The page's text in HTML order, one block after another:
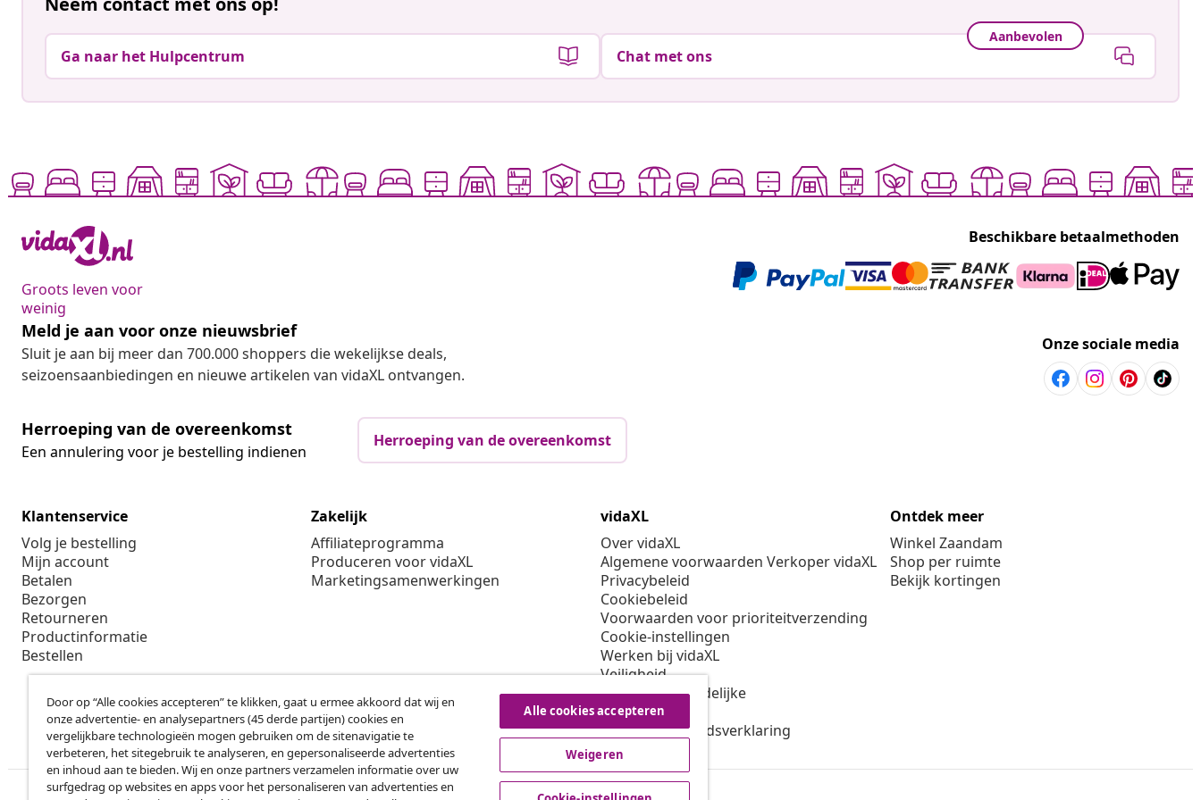
Ga naar het Hulpcentrum
Aanbevolen
Chat met ons
Groots leven voor
weinig
Beschikbare betaalmethoden
Meld je aan voor onze nieuwsbrief
Sluit je aan bij meer dan 700.000 shoppers die wekelijkse deals,
seizoensaanbiedingen en nieuwe artikelen van vidaXL ontvangen.
Onze sociale media
Herroeping van de overeenkomst
Een annulering voor je bestelling indienen
Herroeping van de overeenkomst
Klantenservice
Volg je bestelling
Mijn account
Betalen
Bezorgen
Retourneren
Productinformatie
Bestellen
Zakelijk
Affiliateprogramma
Produceren voor vidaXL
Marketingsamenwerkingen
vidaXL
Over vidaXL
Algemene voorwaarden Verkoper vidaXL
Privacybeleid
Cookiebeleid
Voorwaarden voor prioriteitverzending
Cookie-instellingen
Werken bij vidaXL
Veiligheid
EU verantwoordelijke
Beleid voor EPR
Toegankelijkheidsverklaring
Ontdek meer
Winkel Zaandam
Shop per ruimte
Bekijk kortingen
Door op “Alle cookies accepteren” te klikken, gaat u ermee akkoord dat wij en
onze advertentie- en analysepartners (45 derde partijen) cookies en
vergelijkbare technologieën mogen gebruiken om de sitenavigatie te
verbeteren, het sitegebruik te analyseren, en gepersonaliseerde advertenties
en inhoud aan te bieden. Wij en onze partners verzamelen informatie over uw
surfgedrag op websites en apps voor het personaliseren van advertenties en
Alle cookies accepteren
Weigeren